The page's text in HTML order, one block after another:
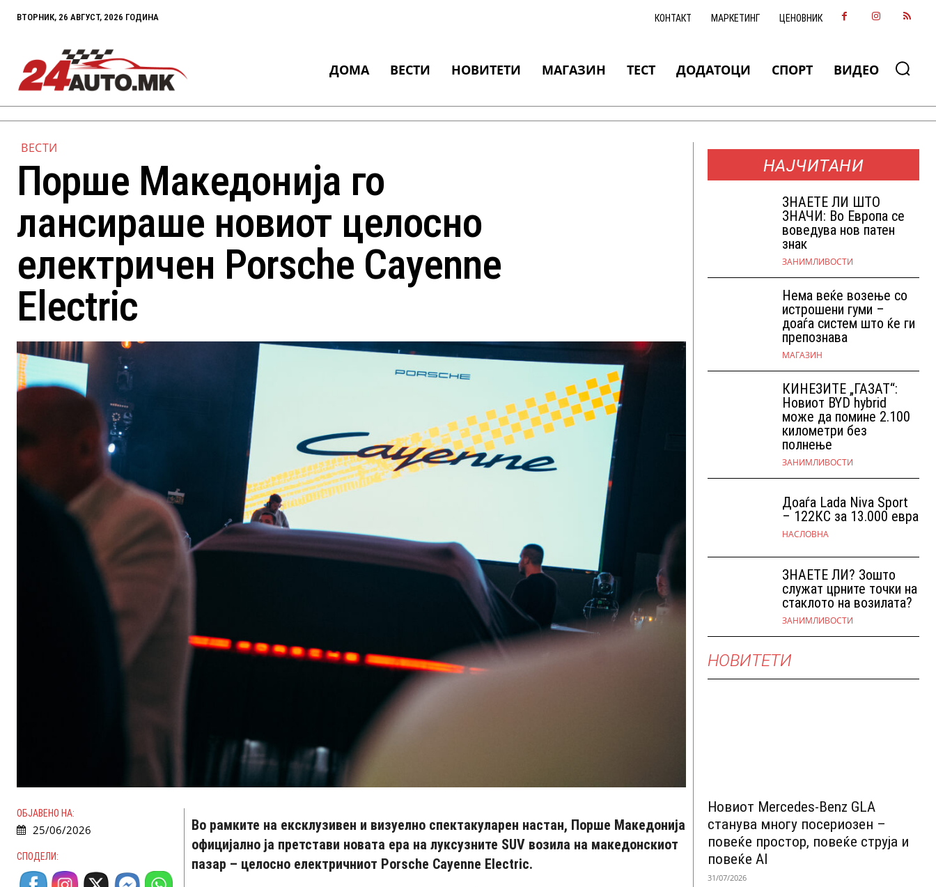
ВТОРНИК, 26 АВГУСТ, 2026 ГОДИНА КОНТАКТ МАРКЕТИНГ ЦЕНОВНИК
ДОМА ВЕСТИ НОВИТЕТИ МАГАЗИН ТЕСТ ДОДАТОЦИ СПОРТ ВИДЕО
ВЕСТИ
Порше Македонија го
лансираше новиот целосно
електричен Porsche Cayenne
Electric
ОБЈАВЕНО НА:
25/06/2026
СПОДЕЛИ:
Во рамките на ексклузивен и визуелно спектакуларен настан, Порше Македонија
официјално ја претстави новата ера на луксузните SUV возила на македонскиот
пазар – целосно електричниот Porsche Cayenne Electric.
НАЈЧИТАНИ
ЗНАEТЕ ЛИ ШТО
ЗНАЧИ: Во Европа се
воведува нов патен
знак
ЗАНИМЛИВОСТИ
Нема веќе возење со
истрошени гуми –
доаѓа систем што ќе ги
препознава
МАГАЗИН
КИНЕЗИТЕ „ГАЗАТ“:
Новиот BYD hybrid
може да помине 2.100
километри без
полнење
ЗАНИМЛИВОСТИ
Доаѓа Lada Niva Sport
– 122КС за 13.000 евра
НАСЛОВНА
ЗНАЕТЕ ЛИ? Зошто
служат црните точки на
стаклото на возилата?
ЗАНИМЛИВОСТИ
НОВИТЕТИ
Новиот Mercedes-Benz GLA
станува многу посериозен –
повеќе простор, повеќе струја и
повеќе AI
31/07/2026